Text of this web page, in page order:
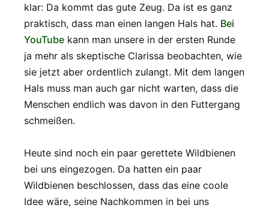
klar: Da kommt das gute Zeug. Da ist es ganz
praktisch, dass man einen langen Hals hat. Bei
YouTube kann man unsere in der ersten Runde
ja mehr als skeptische Clarissa beobachten, wie
sie jetzt aber ordentlich zulangt. Mit dem langen
Hals muss man auch gar nicht warten, dass die
Menschen endlich was davon in den Futtergang
schmeißen.
Heute sind noch ein paar gerettete Wildbienen
bei uns eingezogen. Da hatten ein paar
Wildbienen beschlossen, dass das eine coole
Idee wäre, seine Nachkommen in bei uns